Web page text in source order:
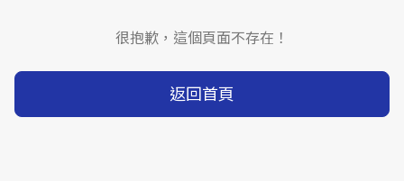
很抱歉，這個頁面不存在！
返回首頁